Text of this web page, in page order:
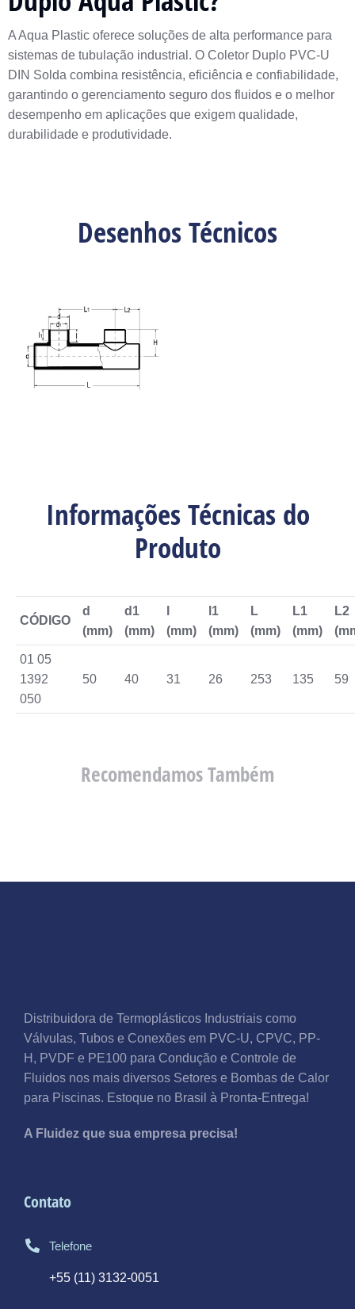
A Aqua Plastic oferece soluções de alta performance para
sistemas de tubulação industrial. O Coletor Duplo PVC-U
DIN Solda combina resistência, eficiência e confiabilidade,
garantindo o gerenciamento seguro dos fluidos e o melhor
desempenho em aplicações que exigem qualidade,
durabilidade e produtividade.
Desenhos Técnicos
Informações Técnicas do
Produto
CÓDIGO
d
(mm)
d1
(mm)
(mm)
l1
(mm)
L
(mm)
L1
(mm)
L2
01 05
1392
050
50 40 31 26 253 135 59
Recomendamos Também
Distribuidora de Termoplásticos Industriais como
Válvulas, Tubos e Conexões em PVC-U, CPVC, PP-
H, PVDF e PE100 para Condução e Controle de
Fluidos nos mais diversos Setores e Bombas de Calor
para Piscinas. Estoque no Brasil à Pronta-Entrega!
A Fluidez que sua empresa precisa!
Contato
Telefone
+55 (11) 3132-0051